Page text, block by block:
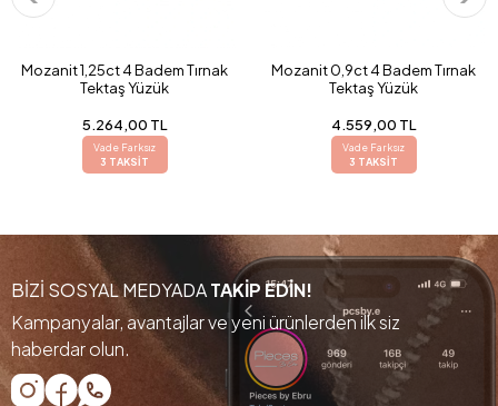
Mozanit 1,25ct 4 Badem Tırnak
Tektaş Yüzük
5.264,00 TL
Vade Farksız
3 TAKSİT
Mozanit 0,9ct 4 Badem Tırnak
Tektaş Yüzük
4.559,00 TL
Vade Farksız
3 TAKSİT
BİZİ SOSYAL MEDYADATAKİP EDİN!
Kampanyalar, avantajlar ve yeni ürünlerden ilk siz
haberdar olun.